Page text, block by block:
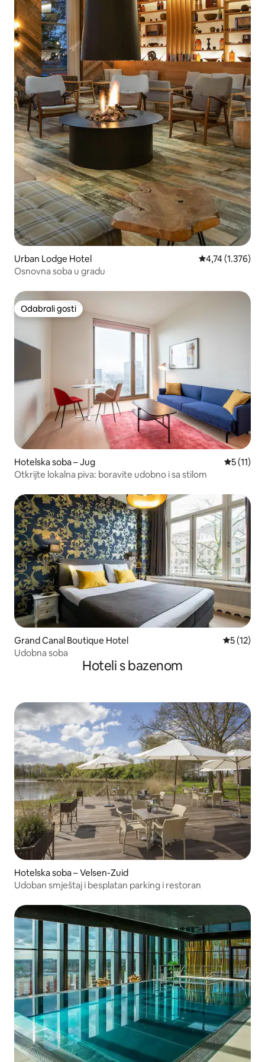
Urban Lodge Hotel Prosječna
4,74 (1.376)
Osnovna soba u gradu
Odabrali gosti
Odabrali gosti
Hotelska soba – Jug
5 (11)
Otkrijte lokalna piva: boravite udobno i sa stilom
Grand Canal Boutique Hotel Prosječna
5 (12)
Udobna soba
Hoteli s bazenom
Hotelska soba – Velsen-Zuid
Udoban smještaj i besplatan parking i restoran